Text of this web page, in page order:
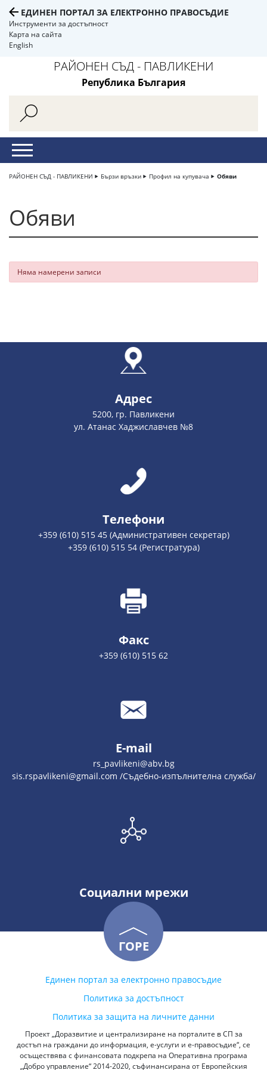
ЕДИНЕН ПОРТАЛ ЗА ЕЛЕКТРОННО ПРАВОСЪДИЕ
Инструменти за достъпност
Карта на сайта
English
РАЙОНЕН СЪД - ПАВЛИКЕНИ
Република България
РАЙОНЕН СЪД - ПАВЛИКЕНИ Бързи връзки Профил на купувача Обяви
Обяви
Няма намерени записи
Адрес
5200, гр. Павликени
ул. Атанас Хаджиславчев №8
Телефони
+359 (610) 515 45 (Административен секретар)
+359 (610) 515 54 (Регистратура)
Факс
+359 (610) 515 62
E-mail
rs_pavlikeni@abv.bg
sis.rspavlikeni@gmail.com /Съдебно-изпълнителна служба/
Социални мрежи
ГОРЕ
Единен портал за електронно правосъдие
Политика за достъпност
Политика за защита на личните данни
Проект „Доразвитие и централизиране на порталите в СП за
достъп на граждани до информация, е-услуги и е-правосъдие“, се
осъществява с финансовата подкрепа на Оперативна програма
„Добро управление“ 2014-2020, съфинансирана от Европейския